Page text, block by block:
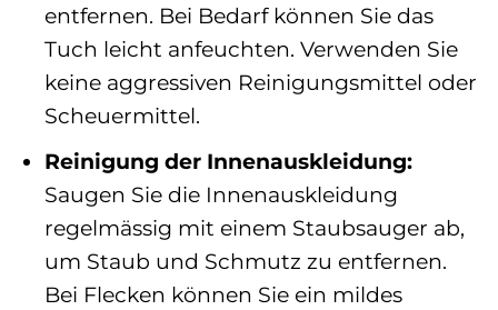
entfernen. Bei Bedarf können Sie das
Tuch leicht anfeuchten. Verwenden Sie
keine aggressiven Reinigungsmittel oder
Scheuermittel.
Reinigung der Innenauskleidung:
Saugen Sie die Innenauskleidung
regelmässig mit einem Staubsauger ab,
um Staub und Schmutz zu entfernen.
Bei Flecken können Sie ein mildes